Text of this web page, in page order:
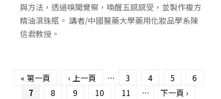
與方法，透過嗅聞覺察，喚醒五感感受，並製作複方
精油滾珠瓶。 講者/中國醫藥大學藥用化妝品學系陳
信君教授。
« 第一頁 ‹ 上一頁 … 3 4 5
6
7
8 9 10 11 …
下一頁 ›